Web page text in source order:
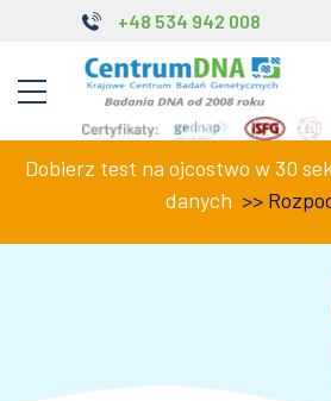
+48 534 942 008
Dobierz test na ojcostwo w 30
danych >>